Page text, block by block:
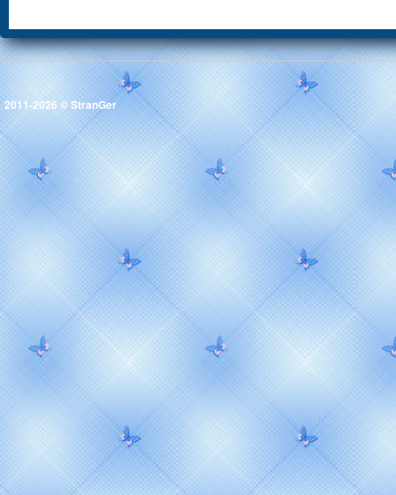
2011-2026 ©StranGer